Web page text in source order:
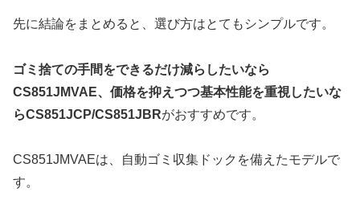
先に結論をまとめると、選び方はとてもシンプルです。
ゴミ捨ての手間をできるだけ減らしたいなら
CS851JMVAE、価格を抑えつつ基本性能を重視したいな
らCS851JCP/CS851JBRがおすすめです。
CS851JMVAEは、自動ゴミ収集ドックを備えたモデルで
す。